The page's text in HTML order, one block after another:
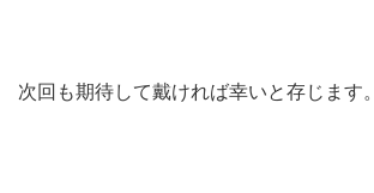
次回も期待して戴ければ幸いと存じます。